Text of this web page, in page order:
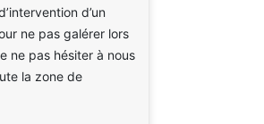
d’un
ne pas galérer lors
ne pas hésiter à nous
la zone de